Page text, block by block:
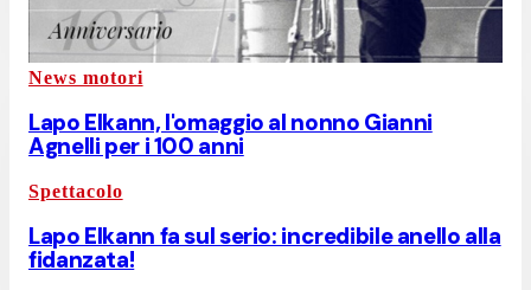
News motori
Lapo Elkann, l'omaggio al nonno Gianni
Agnelli per i 100 anni
Spettacolo
Lapo Elkann fa sul serio: incredibile anello alla
fidanzata!